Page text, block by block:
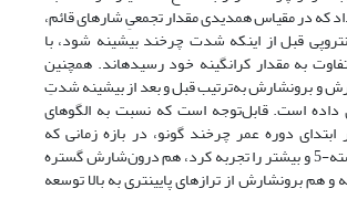
که در مقیاس همدیدی مقدار تجمعیِ شارهای قائم،
قبل از اینکه شدت چرخند بیشینه شود، با
به مقدار کرانگینه خود رسیده­اند. همچنین
و برون­شارش به‌ترتیب قبل و بعد از بیشینه شدتِ
داده است. قابل‌توجه است که نسبت به الگوهای
دوره عمر چرخند گونو، در بازه زمانی که
چرخند شدت دسته-5 و بیشتر را تجربه کرد، هم درون‌شارش گستره
هم برون­شارش از ترازهای پایین­تری به بالا توسعه